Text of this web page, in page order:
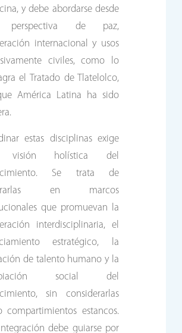
y debe abordarse desde
perspectiva de paz,
internacional y usos
civiles, como lo
el Tratado de Tlatelolco,
América Latina ha sido
estas disciplinas exige
visión holística del
Se trata de
en marcos
que promuevan la
interdisciplinaria, el
estratégico, la
de talento humano y la
social del
sin considerarlas
compartimientos estancos.
debe guiarse por